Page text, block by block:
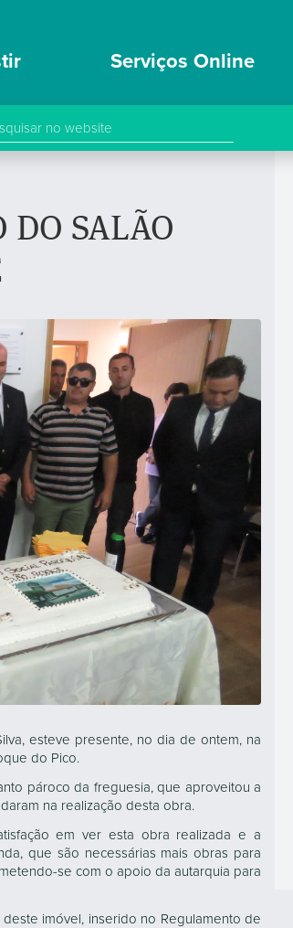
Serviços Online
DO SALÃO
esteve presente, no dia de ontem, na
do Pico.
pároco da freguesia, que aproveitou a
na realização desta obra.
em ver esta obra realizada e a
que são necessárias mais obras para
se com o apoio da autarquia para
imóvel, inserido no Regulamento de